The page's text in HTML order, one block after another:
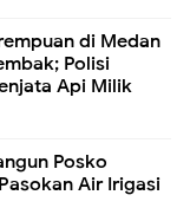
di Medan
Polisi
Api Milik
Posko
Air Irigasi